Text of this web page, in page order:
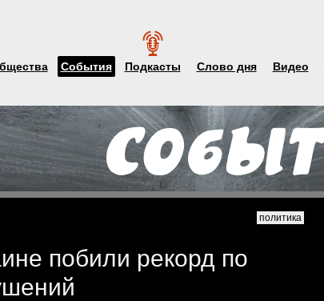
События Подкасты Слово дня Видео
политика
побили рекорд по